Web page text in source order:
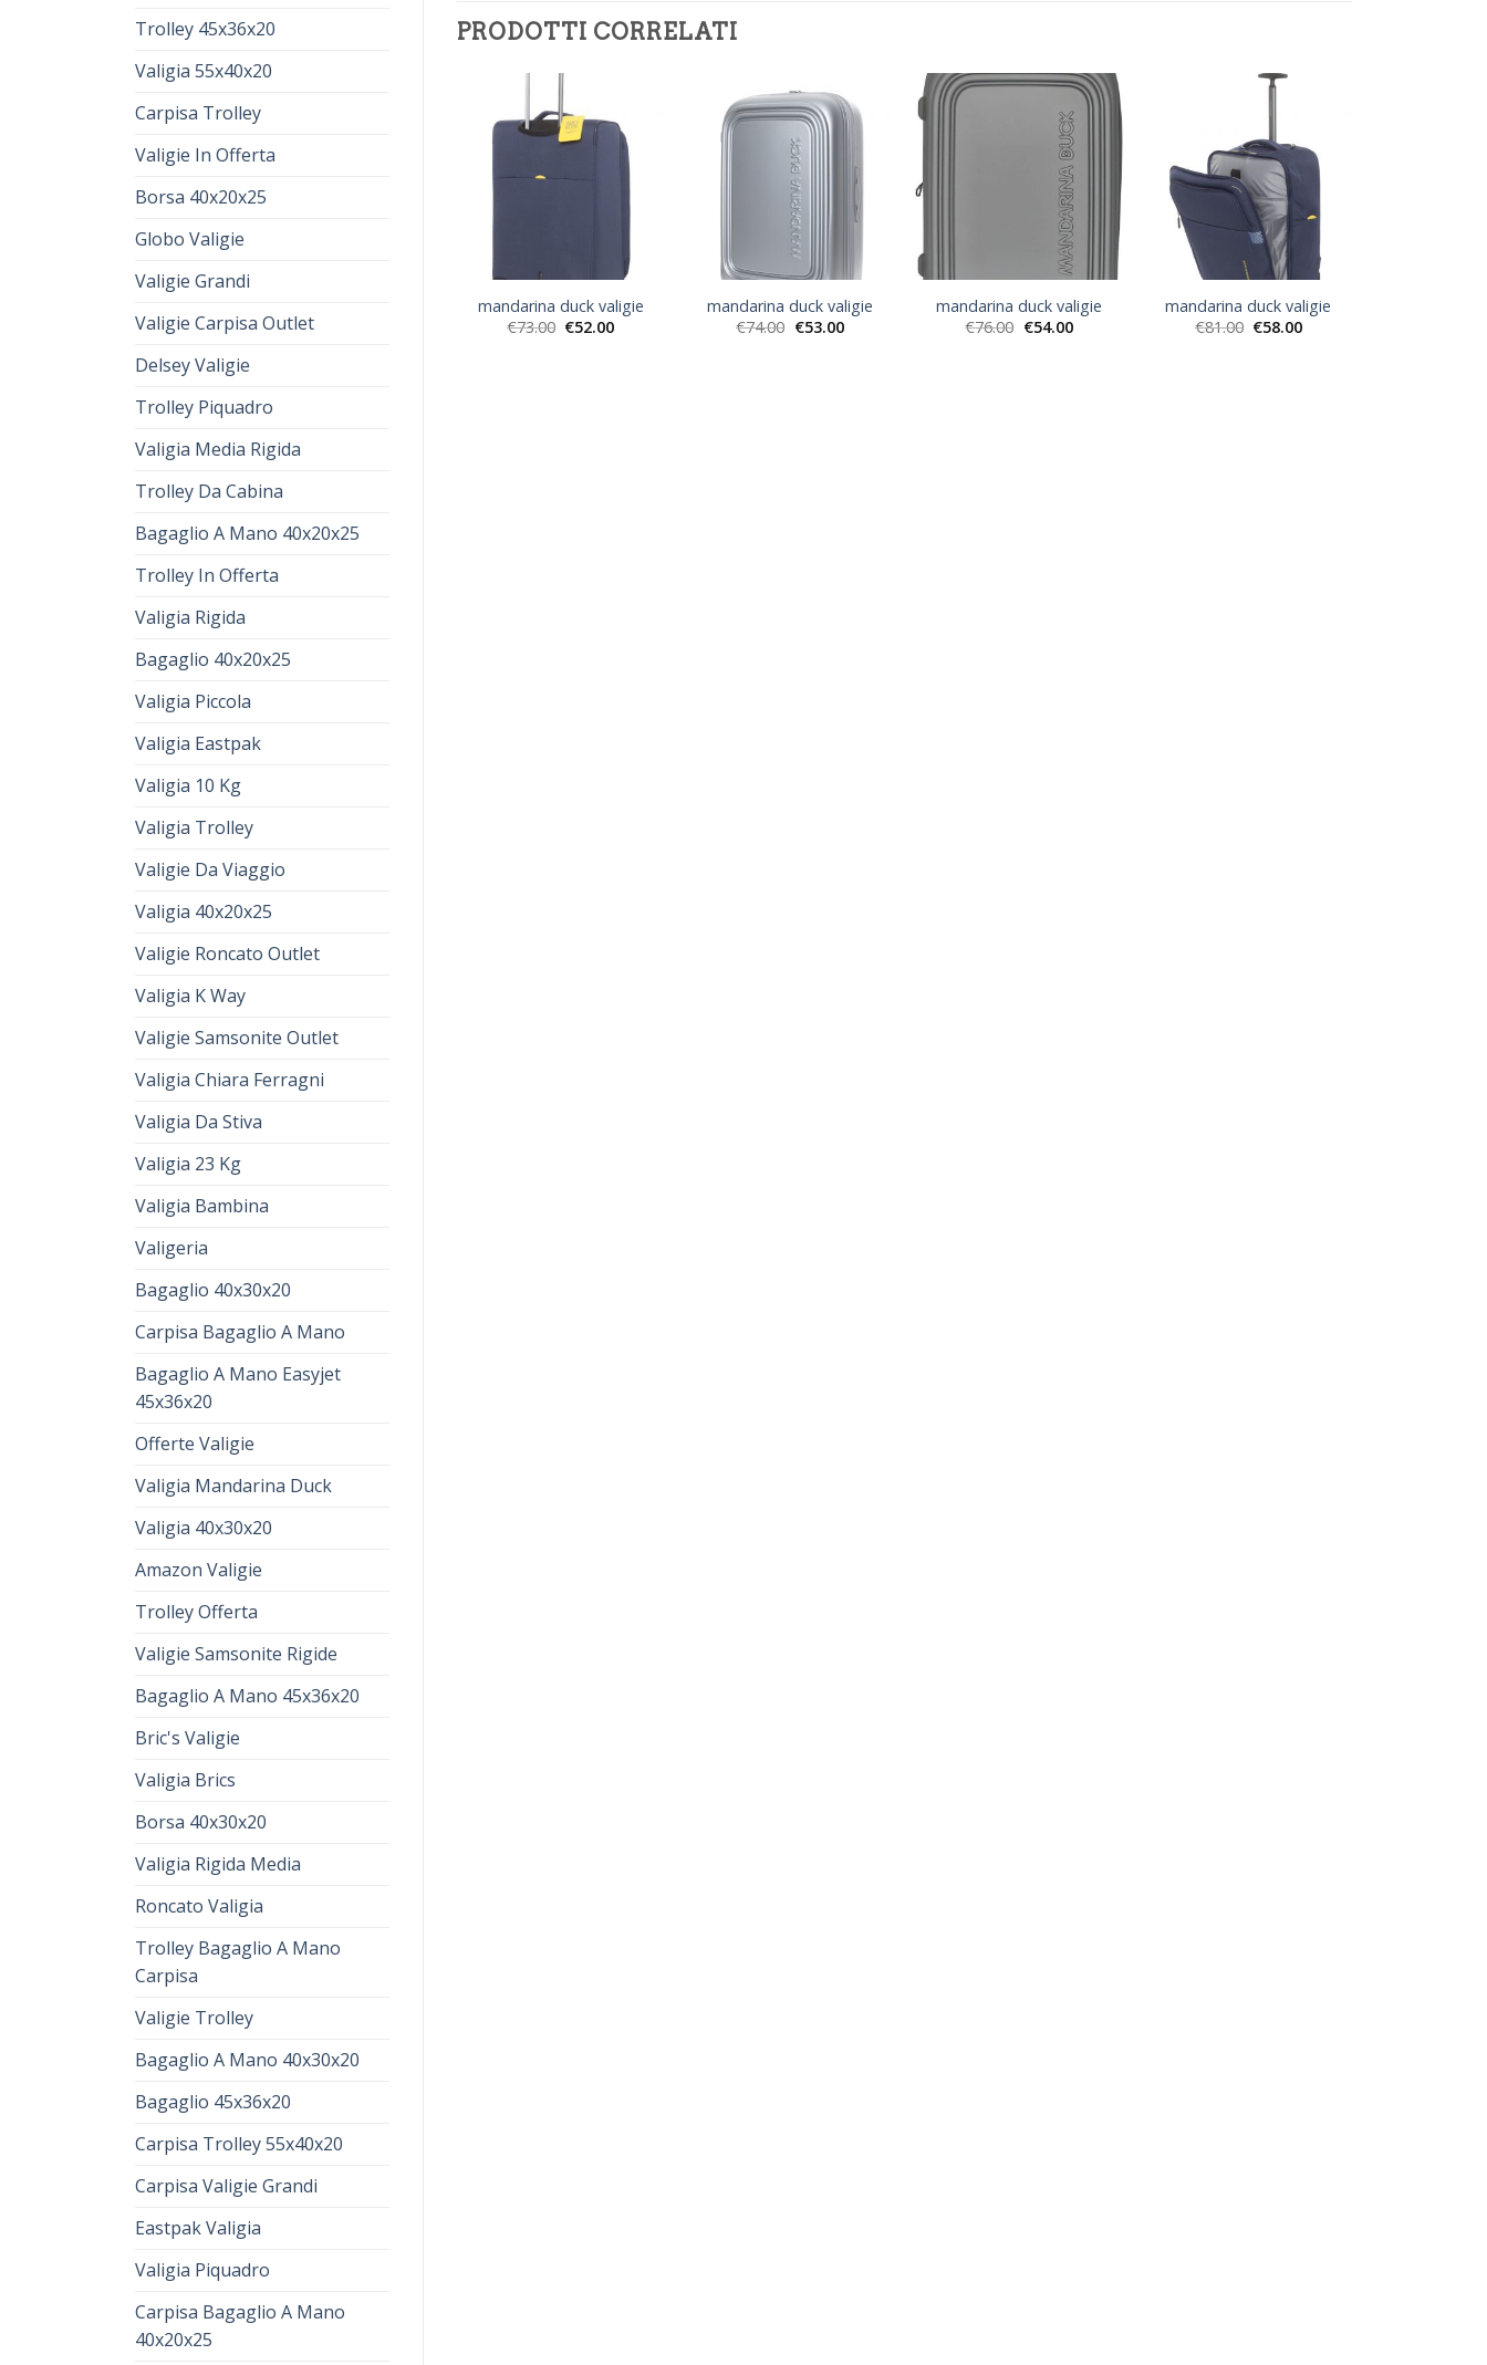
Trolley 45x36x20
Valigia 55x40x20
Carpisa Trolley
Valigie In Offerta
Borsa 40x20x25
Globo Valigie
Valigie Grandi
Valigie Carpisa Outlet
Delsey Valigie
Trolley Piquadro
Valigia Media Rigida
Trolley Da Cabina
Bagaglio A Mano 40x20x25
Trolley In Offerta
Valigia Rigida
Bagaglio 40x20x25
Valigia Piccola
Valigia Eastpak
Valigia 10 Kg
Valigia Trolley
Valigie Da Viaggio
Valigia 40x20x25
Valigie Roncato Outlet
Valigia K Way
Valigie Samsonite Outlet
Valigia Chiara Ferragni
Valigia Da Stiva
Valigia 23 Kg
Valigia Bambina
Valigeria
Bagaglio 40x30x20
Carpisa Bagaglio A Mano
Bagaglio A Mano Easyjet
45x36x20
Offerte Valigie
Valigia Mandarina Duck
Valigia 40x30x20
Amazon Valigie
Trolley Offerta
Valigie Samsonite Rigide
Bagaglio A Mano 45x36x20
Bric's Valigie
Valigia Brics
Borsa 40x30x20
Valigia Rigida Media
Roncato Valigia
Trolley Bagaglio A Mano
Carpisa
Valigie Trolley
Bagaglio A Mano 40x30x20
Bagaglio 45x36x20
Carpisa Trolley 55x40x20
Carpisa Valigie Grandi
Eastpak Valigia
Valigia Piquadro
Carpisa Bagaglio A Mano
40x20x25
PRODOTTI CORRELATI
mandarina duck valigie
€73.00 €52.00
mandarina duck valigie
€74.00 €53.00
mandarina duck valigie
€76.00 €54.00
mandarina duck valigie
€81.00 €58.00
53.00
€80.00